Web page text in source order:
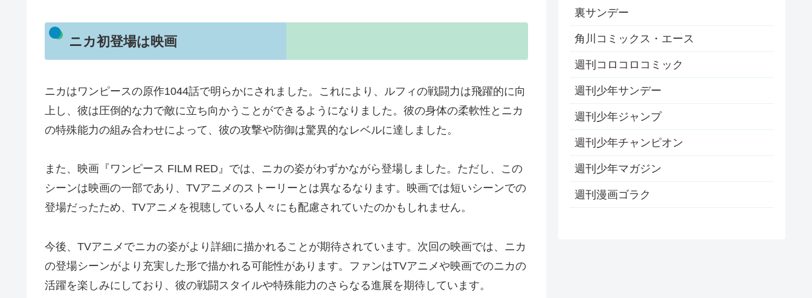
ニカ初登場は映画
ニカはワンピースの原作1044話で明らかにされました。これにより、ルフィの戦闘力は飛躍的に向
上し、彼は圧倒的な力で敵に立ち向かうことができるようになりました。彼の身体の柔軟性とニカ
の特殊能力の組み合わせによって、彼の攻撃や防御は驚異的なレベルに達しました。
また、映画『ワンピース FILM RED』では、ニカの姿がわずかながら登場しました。ただし、この
シーンは映画の一部であり、TVアニメのストーリーとは異なるなります。映画では短いシーンでの
登場だったため、TVアニメを視聴している人々にも配慮されていたのかもしれません。
今後、TVアニメでニカの姿がより詳細に描かれることが期待されています。次回の映画では、ニカ
の登場シーンがより充実した形で描かれる可能性があります。ファンはTVアニメや映画でのニカの
活躍を楽しみにしており、彼の戦闘スタイルや特殊能力のさらなる進展を期待しています。
裏サンデー
角川コミックス・エース
週刊コロコロコミック
週刊少年サンデー
週刊少年ジャンプ
週刊少年チャンピオン
週刊少年マガジン
週刊漫画ゴラク